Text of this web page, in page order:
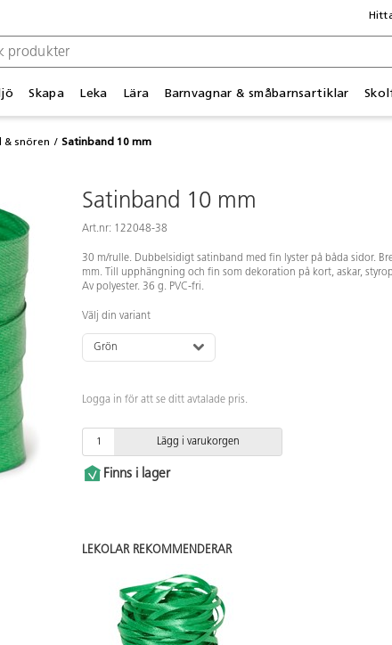
Skapa Leka Lära Barnvagnar & småbarnsartiklar
& snören Satinband 10 mm
Satinband 10 mm
Art.nr: 122048-38
30 m/rulle. Dubbelsidigt satinband med fin lyster på båda sidor.
mm. Till upphängning och fin som dekoration på kort, askar,
Av polyester. 36 g. PVC-fri.
Välj din variant
Grön
Logga in för att se ditt avtalade pris.
Lägg i varukorgen
Finns i lager
LEKOLAR REKOMMENDERAR